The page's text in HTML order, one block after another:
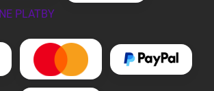
PLATBY